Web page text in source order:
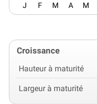
J F M A M
Croissance
Hauteur à maturité
Largeur à maturité